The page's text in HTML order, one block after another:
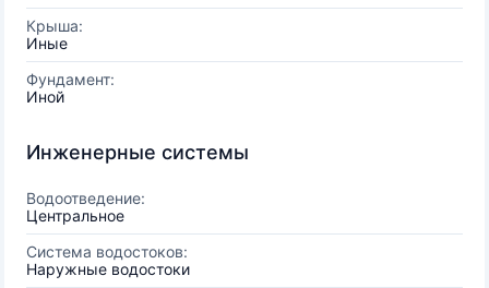
Крыша:
Иные
Фундамент:
Иной
Инженерные системы
Водоотведение:
Центральное
Система водостоков:
Наружные водостоки